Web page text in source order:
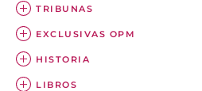
TRIBUNAS
EXCLUSIVAS OPM
HISTORIA
LIBROS